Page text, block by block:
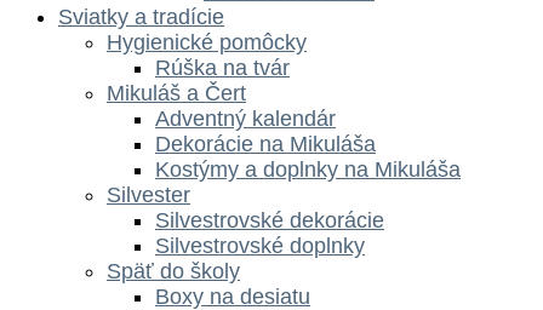
Sviatky a tradície
Hygienické pomôcky
Rúška na tvár
Mikuláš a Čert
Adventný kalendár
Dekorácie na Mikuláša
Kostýmy a doplnky na Mikuláša
Silvester
Silvestrovské dekorácie
Silvestrovské doplnky
Späť do školy
Boxy na desiatu